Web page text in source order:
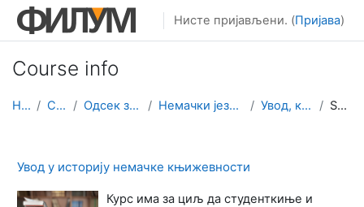
Иди на главни садржај
Нисте пријављени. (Пријава)
Course info
Home Courses Одсек за филологију Немачки језик и књижевност Увод, књижевност Summary
Увод у историју немачке књижевности
Курс има за циљ да студенткиње и